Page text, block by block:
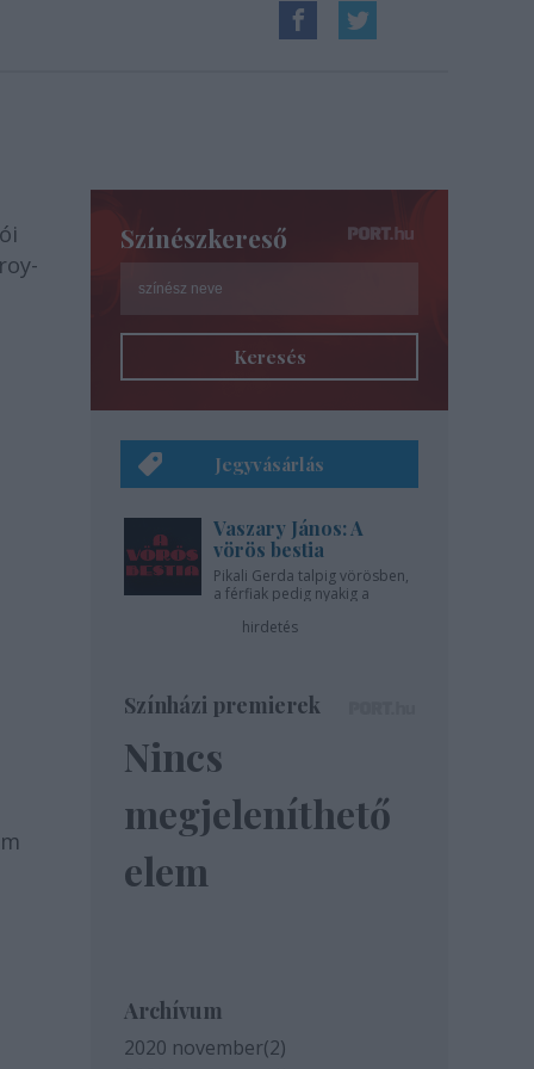
Színészkereső
Keresés
Jegyvásárlás
Vaszary János: A
vörös bestia
Pikali Gerda talpig vörösben,
a férfiak pedig nyakig a
hirdetés
Színházi premierek
Nincs
megjeleníthető
elem
Archívum
2020 november(2)